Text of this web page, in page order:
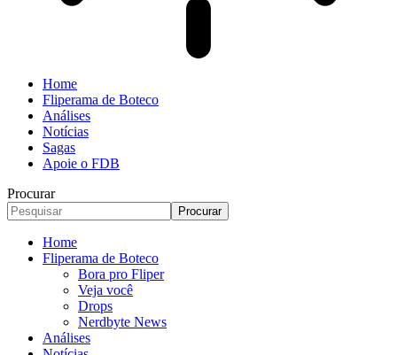
Home
Fliperama de Boteco
Análises
Notícias
Sagas
Apoie o FDB
Procurar
Home
Fliperama de Boteco
Bora pro Fliper
Veja você
Drops
Nerdbyte News
Análises